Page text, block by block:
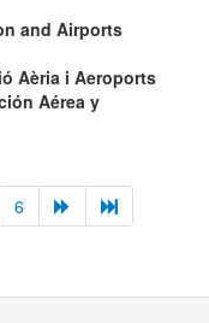
and Airports
Aèria i Aeroports
Aérea y
6